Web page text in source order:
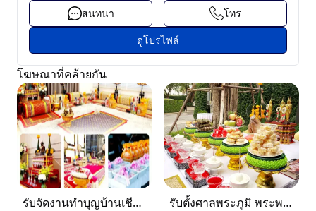
สนทนา
โทร
ดูโปรไฟล์
โฆษณาที่คล้ายกัน
รับจัดงานทำบุญบ้านเชียงราย-เชียงใหม่ 0884158464
รับตั้งศาลพระภูมิ พระพรหมเชียงใหม่ และทั่วภาคเหนือ 0884158464